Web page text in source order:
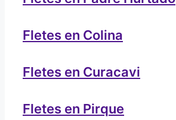
Fletes en Colina
Fletes en Curacavi
Fletes en Pirque